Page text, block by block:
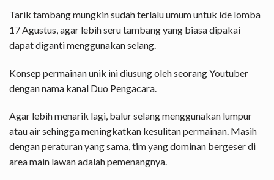
Tarik tambang mungkin sudah terlalu umum untuk ide lomba
17 Agustus, agar lebih seru tambang yang biasa dipakai
dapat diganti menggunakan selang.
Konsep permainan unik ini diusung oleh seorang Youtuber
dengan nama kanal Duo Pengacara.
Agar lebih menarik lagi, balur selang menggunakan lumpur
atau air sehingga meningkatkan kesulitan permainan. Masih
dengan peraturan yang sama, tim yang dominan bergeser di
area main lawan adalah pemenangnya.